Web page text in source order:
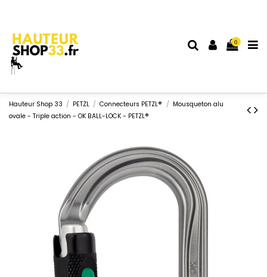
0
Hauteur Shop 33 PETZL Connecteurs PETZL®
Mousqueton alu
ovale - Triple action - OK BALL-LOCK - PETZL®